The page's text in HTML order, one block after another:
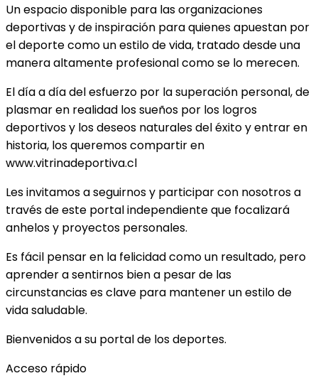
Un espacio disponible para las organizaciones
deportivas y de inspiración para quienes apuestan por
el deporte como un estilo de vida, tratado desde una
manera altamente profesional como se lo merecen.
El día a día del esfuerzo por la superación personal, de
plasmar en realidad los sueños por los logros
deportivos y los deseos naturales del éxito y entrar en
historia, los queremos compartir en
www.vitrinadeportiva.cl
Les invitamos a seguirnos y participar con nosotros a
través de este portal independiente que focalizará
anhelos y proyectos personales.
Es fácil pensar en la felicidad como un resultado, pero
aprender a sentirnos bien a pesar de las
circunstancias es clave para mantener un estilo de
vida saludable.
Bienvenidos a su portal de los deportes.
Acceso rápido